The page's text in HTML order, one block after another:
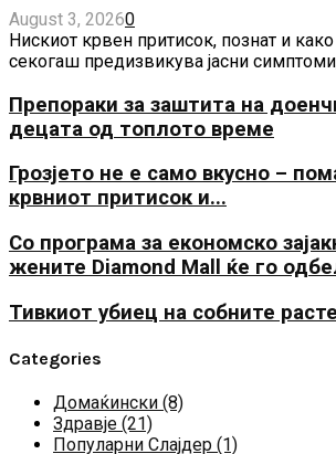
August 3, 20260
Нискиот крвен притисок, познат и како
секогаш предизвикува јасни
Препораки за заштита на
децата од топлото време
Грозјето не е само вкусно –
крвниот притисок и...
Со програма за економско
жените Diamond Mall ќе го
Тивкиот убиец на собните
Categories
Домаќински (8)
Здравје (21)
Популарни Слајдер (1)